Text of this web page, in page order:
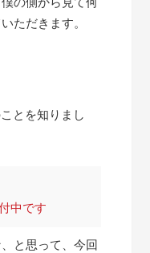
ただきます。
とを知りまし
中です
と思って、今回